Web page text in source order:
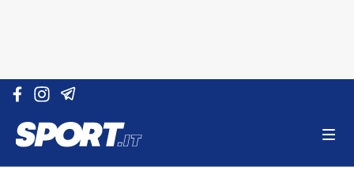
Vai al contenuto